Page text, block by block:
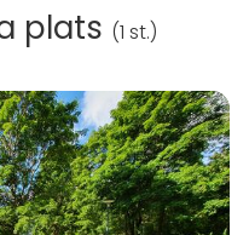
plats (1 st.)